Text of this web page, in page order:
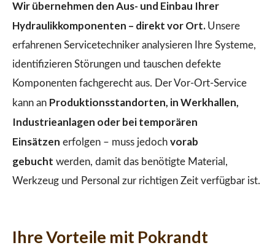
Wir übernehmen den Aus- und Einbau Ihrer
Hydraulikkomponenten – direkt vor Ort. Unsere
erfahrenen Servicetechniker analysieren Ihre Systeme,
identifizieren Störungen und tauschen defekte
Komponenten fachgerecht aus. Der Vor-Ort-Service
kann an Produktionsstandorten, in Werkhallen,
Industrieanlagen oder bei temporären
Einsätzen erfolgen – muss jedoch vorab
gebucht werden, damit das benötigte Material,
Werkzeug und Personal zur richtigen Zeit verfügbar ist.
Ihre Vorteile mit Pokrandt